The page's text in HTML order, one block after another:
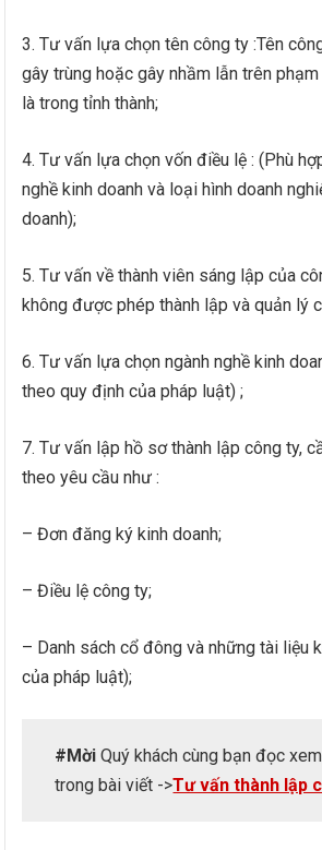
3. Tư vấn lựa chọn tên công ty :Tên
gây trùng hoặc gây nhầm lẫn trên
là trong tỉnh thành;
4. Tư vấn lựa chọn vốn điều lệ : (Phù
nghề kinh doanh và loại hình doanh
doanh);
5. Tư vấn về thành viên sáng lập của
không được phép thành lập và quản lý
6. Tư vấn lựa chọn ngành nghề kinh
theo quy định của pháp luật) ;
7. Tư vấn lập hồ sơ thành lập công ty,
theo yêu cầu như :
– Đơn đăng ký kinh doanh;
– Điều lệ công ty;
– Danh sách cổ đông và những tài liệu
của pháp luật);
#MờiQuý khách cùng bạn đọc
trong bài viết ->Tư vấn thành lập